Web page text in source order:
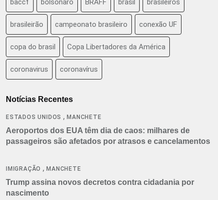
baccf bolsonaro BRAFF brasil brasileiros
brasileirão campeonato brasileiro conexão UF
copa do brasil Copa Libertadores da América
coronavirus coronavírus
Notícias Recentes
ESTADOS UNIDOS ,MANCHETE
Aeroportos dos EUA têm dia de caos: milhares de
passageiros são afetados por atrasos e cancelamentos
IMIGRAÇÃO ,MANCHETE
Trump assina novos decretos contra cidadania por
nascimento